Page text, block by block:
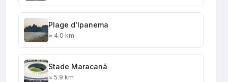
Plage d'Ipanema
≈ 4.0 km
Stade Maracanã
≈ 5.9 km